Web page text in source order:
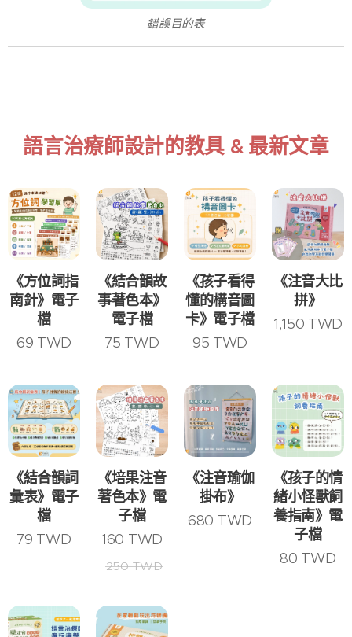
錯誤目的表
語言治療師設計的教具 & 最新文章
《方位詞指
南針》電子
檔
69 TWD
《結合韻故
事著色本》
電子檔
75 TWD
《孩子看得
懂的構音圖
卡》電子檔
95 TWD
《注音大比
拼》
1,150 TWD
《結合韻詞
彙表》電子
檔
79 TWD
《培果注音
著色本》電
子檔
160 TWD
250TWD
《注音瑜伽
掛布》
680 TWD
《孩子的情
緒小怪獸飼
養指南》電
子檔
80 TWD
07-27
常見寶
07-21
寶寶手
2026-